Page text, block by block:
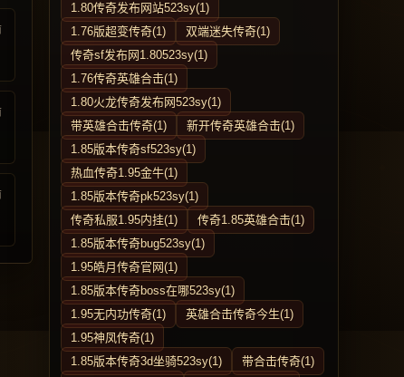
1.80传奇发布网站523sy(1)
1.76版超变传奇(1)
双端迷失传奇(1)
传奇sf发布网1.80523sy(1)
1.76传奇英雄合击(1)
1.80火龙传奇发布网523sy(1)
带英雄合击传奇(1)
新开传奇英雄合击(1)
1.85版本传奇sf523sy(1)
热血传奇1.95金牛(1)
1.85版本传奇pk523sy(1)
传奇私服1.95内挂(1)
传奇1.85英雄合击(1)
1.85版本传奇bug523sy(1)
1.95皓月传奇官网(1)
1.85版本传奇boss在哪523sy(1)
1.95无内功传奇(1)
英雄合击传奇今生(1)
1.95神凤传奇(1)
1.85版本传奇3d坐骑523sy(1)
带合击传奇(1)